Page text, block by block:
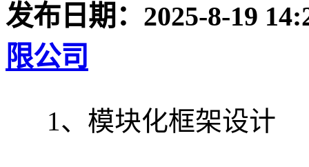
发布日期： 2025-8-19
限公司
1、模块化框架设计